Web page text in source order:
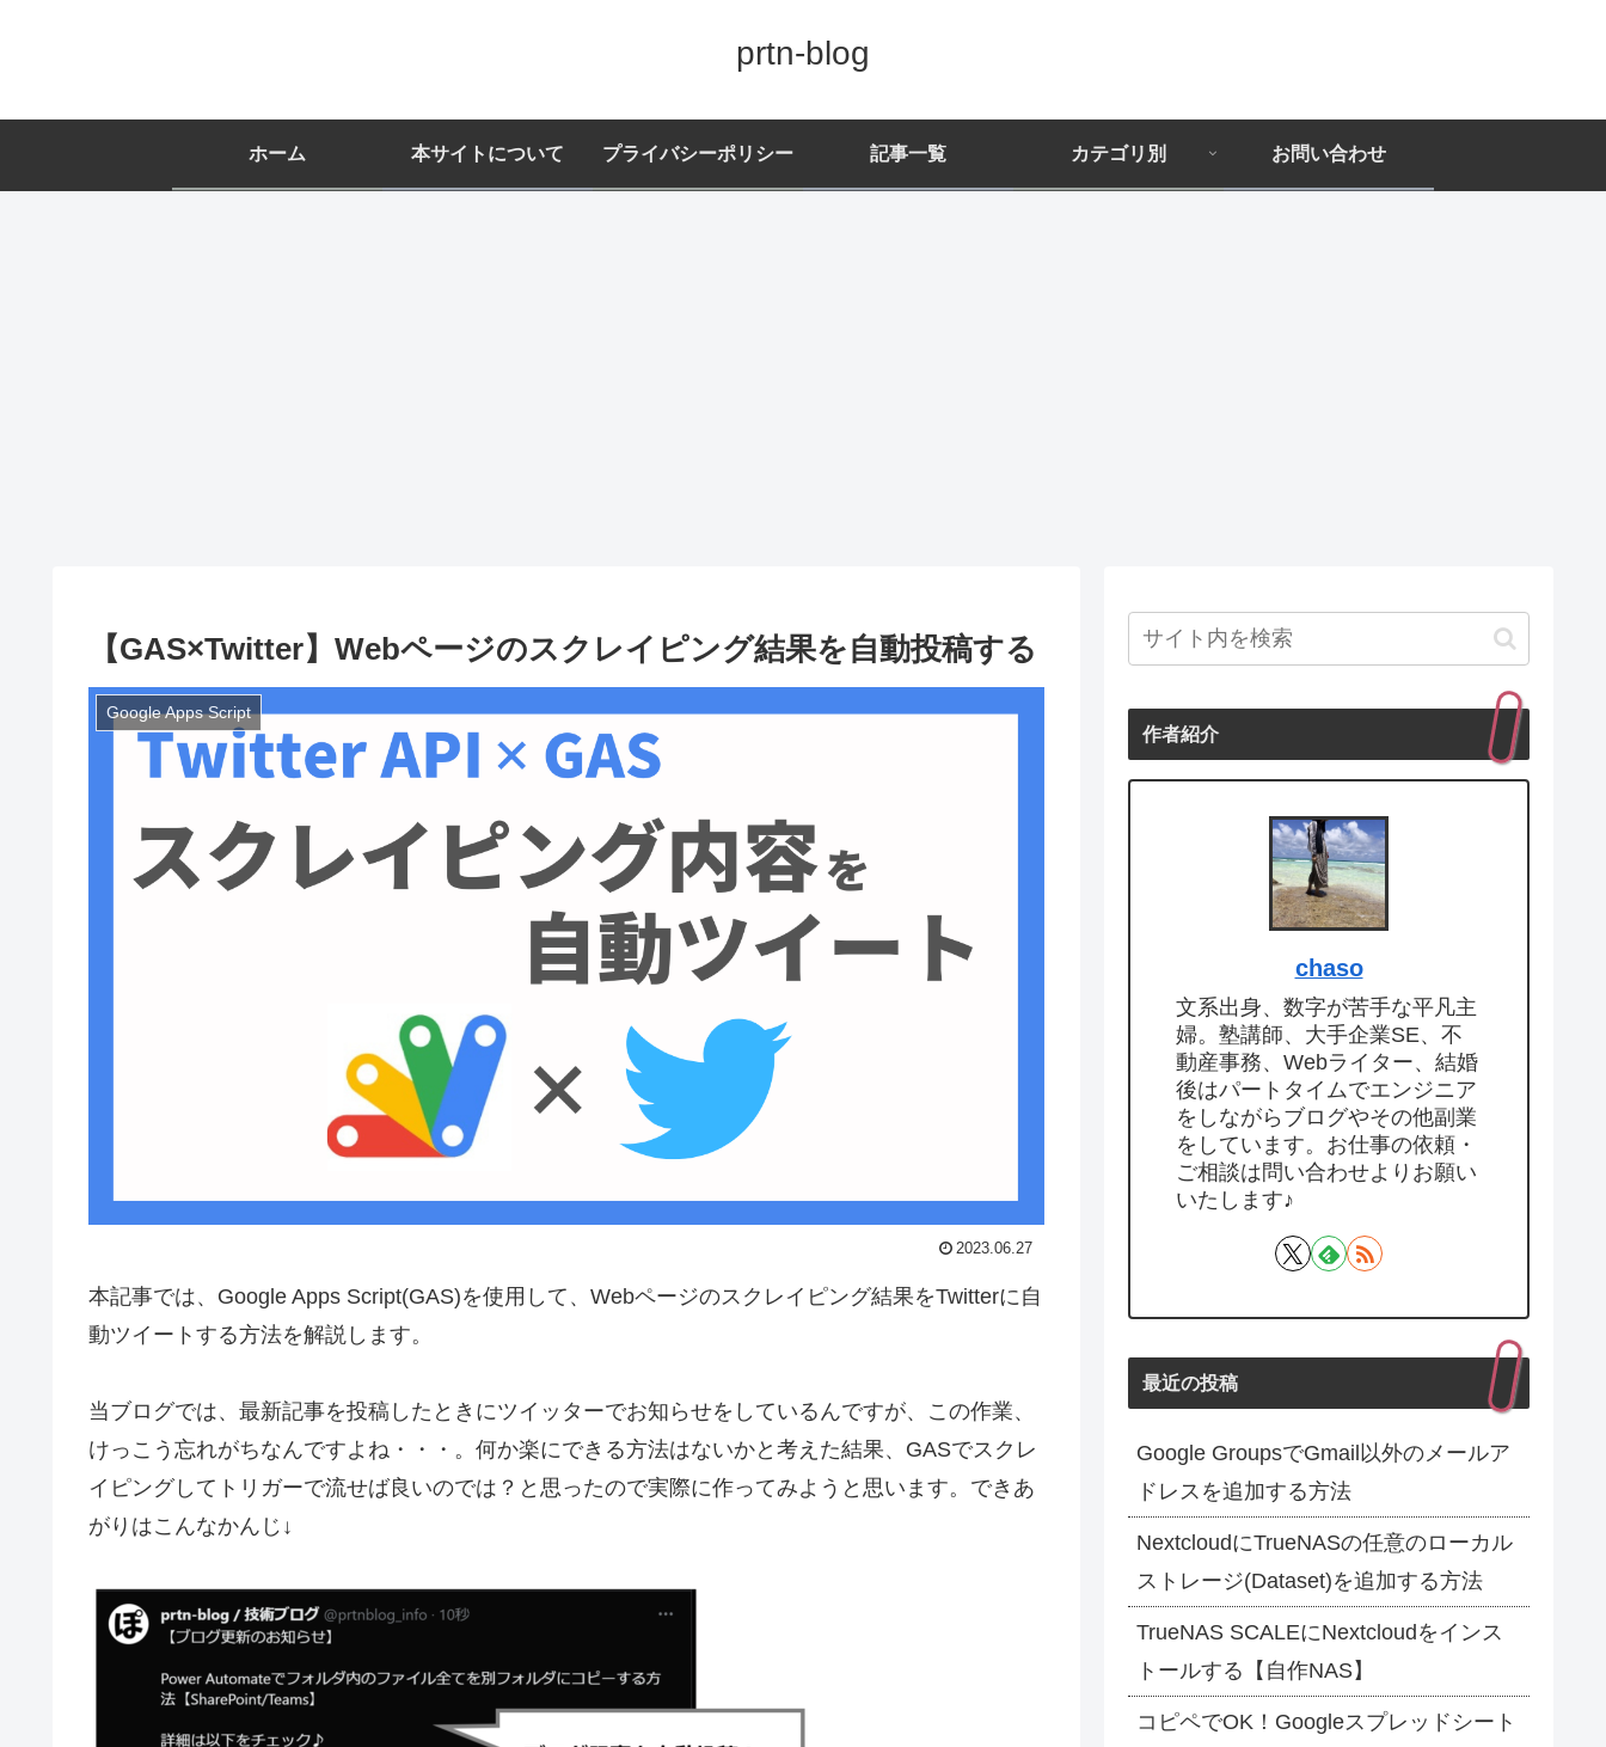
prtn-blog
ホーム 本サイトについて プライバシーポリシー 記事一覧 カテゴリ別 お問い合わせ
【GAS×Twitter】Webページのスクレイピング結果を自動投稿する
Google Apps Script
2023.06.27
本記事では、Google Apps Script(GAS)を使用して、Webページのスクレイピング結果をTwitterに自
動ツイートする方法を解説します。
当ブログでは、最新記事を投稿したときにツイッターでお知らせをしているんですが、この作業、
けっこう忘れがちなんですよね・・・。何か楽にできる方法はないかと考えた結果、GASでスクレ
イピングしてトリガーで流せば良いのでは？と思ったので実際に作ってみようと思います。できあ
がりはこんなかんじ↓
作者紹介
chaso
文系出身、数字が苦手な平凡主
婦。塾講師、大手企業SE、不
動産事務、Webライター、結婚
後はパートタイムでエンジニア
をしながらブログやその他副業
をしています。お仕事の依頼・
ご相談は問い合わせよりお願い
いたします♪
最近の投稿
Google GroupsでGmail以外のメールア
ドレスを追加する方法
NextcloudにTrueNASの任意のローカル
ストレージ(Dataset)を追加する方法
TrueNAS SCALEにNextcloudをインス
トールする【自作NAS】
コピペでOK！Googleスプレッドシート